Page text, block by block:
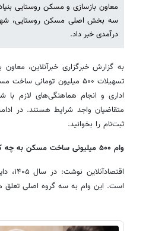
درآمدی خبر داد.
به گزارش خبرگزاری خبرآنلاین،
تسهیلات ۵۰۰ میلیون
اداری و انجام هماهنگی‌های لازم با
ثبت‌نام را بخوانید.
وام ۵۰۰ میلیونی ساخت مسکن به چه کسانی تعلق می‌گیرد؟
است. این وام به سه گروه اصلی تعلق